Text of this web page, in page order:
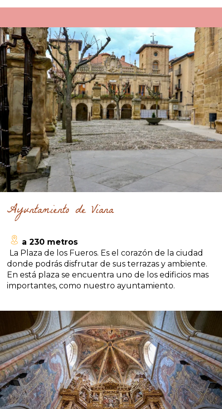
Ayuntamiento de Viana
a 230 metros
La Plaza de los Fueros. Es el corazón de la ciudad
donde podrás disfrutar de sus terrazas y ambiente.
En está plaza se encuentra uno de los edificios mas
importantes, como nuestro ayuntamiento.